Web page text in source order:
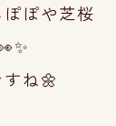
ぽや芝桜
ね🌼